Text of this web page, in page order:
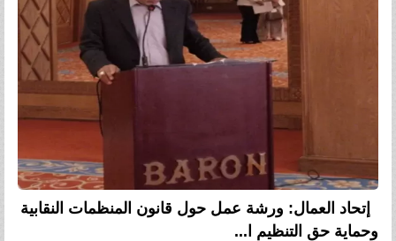
إتحاد العمال: ورشة عمل حول قانون المنظمات النقابية
وحماية حق التنظيم ا...